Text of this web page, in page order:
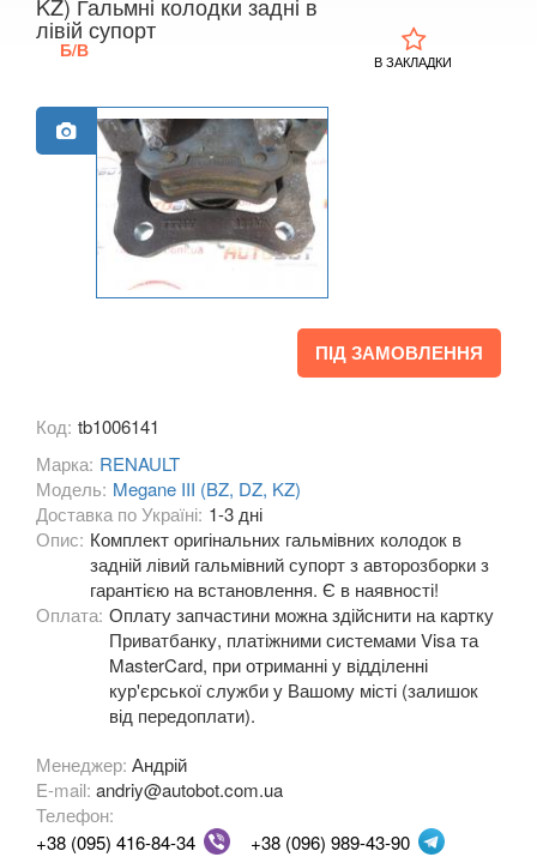
KIA
LAND ROVER
LEXUS
MASERATI
keyboard_arrow_down
keyboard_arrow_down
MINI
MITSUBISHI
NISSAN
OPEL
PEUGEOT keyboard_arrow_down
PORSCHE keyboard_arrow_down
RENAULT
Captur (J5)
Clio III (BR, CR, KR)
KZ) Гальмні колодки задні в
лівій супорт
Б/В
ПІД ЗАМОВЛЕННЯ
В ЗАКЛАДКИ
Код: tb1006141
Марка: RENAULT
Модель: Megane III (BZ, DZ, KZ)
Доставка по Україні: 1-3 дні
Опис: Комплект оригінальних гальмівних колодок в
задній лівий гальмівний супорт з авторозборки з
гарантією на встановлення. Є в наявності!
Оплата: Оплату запчастини можна здійснити на картку
Приватбанку, платіжними системами Visa та
MasterCard, при отриманні у відділенні
кур'єрської служби у Вашому місті (залишок
від передоплати).
Менеджер: Андрій
E-mail: andriy@autobot.com.ua
Телефон:
+38 (095) 416-84-34
+38 (096) 989-43-90